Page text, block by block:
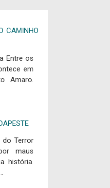
CAMINHO
Entre os
em
Amaro.
do Terror
maus
história.